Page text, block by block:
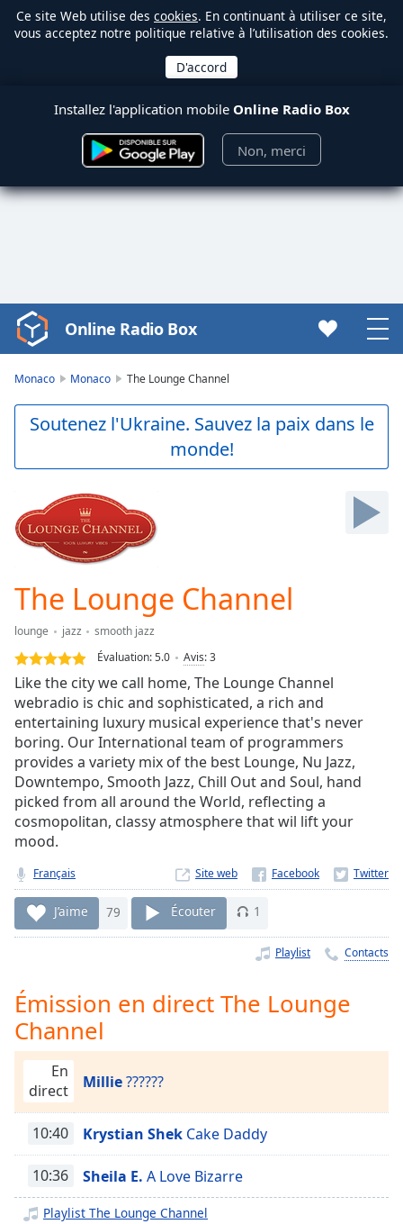
Ce site Web utilise des cookies. En continuant à utiliser ce site,
vous acceptez notre politique relative à l’utilisation des cookies.
Installez l'application mobile Online Radio Box
Non, merci
Video
Player
Play
Video
Skip
Skip
Forward
Mute
Current
Loaded
0.00%
Stream
TypeLIVE
Seek to
currently
behind
live
Remaining
Time-
Playback
Rate
Chapters
Descriptions
descriptions
off,
selected
subtitles
settings,
opens
subtitles
Online Radio Box
Monaco Monaco The Lounge Channel
Soutenez l'Ukraine. Sauvez la paix dans le
monde!
The Lounge Channel
lounge jazz
smooth jazz
Évaluation:5.0 Avis:3
Like the city we call home, The Lounge Channel
webradio is chic and sophisticated, a rich and
entertaining luxury musical experience that's never
boring. Our International team of programmers
provides a variety mix of the best Lounge, Nu Jazz,
Downtempo, Smooth Jazz, Chill Out and Soul, hand
picked from all around the World, reflecting a
cosmopolitan, classy atmosphere that wil lift your
mood.
Français Site web
J’aime 79 Écouter 1
Playlist Contacts
Émission en direct The Lounge
Channel
En
direct
Millie??????
10:40 Krystian Shek Cake Daddy
10:36 Sheila E. A Love Bizarre
Playlist The Lounge Channel